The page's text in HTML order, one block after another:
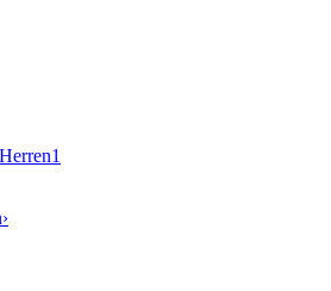
1
›